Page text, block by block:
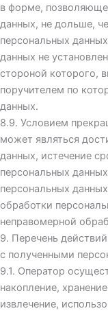
в форме,
данных, не дольше,
персональных
данных не
стороной которого,
поручителем по
данных.
8.9. Условием
может являться
данных, истечение
персональных
персональных
обработки
неправомерной
9. Перечень
с полученными
9.1. Оператор
накопление,
извлечение,